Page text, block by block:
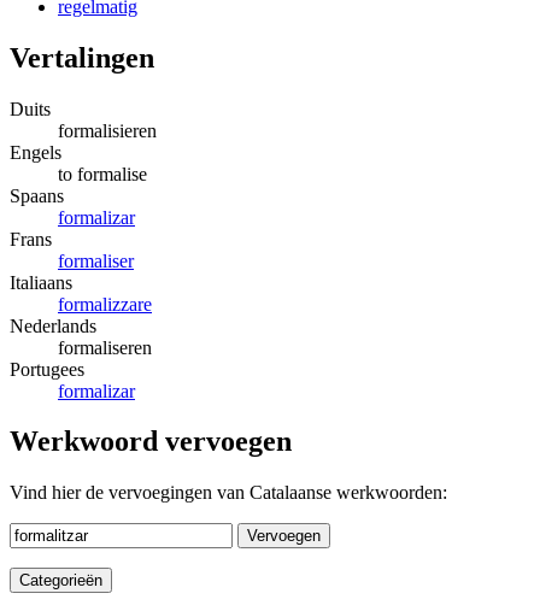
regelmatig
Vertalingen
Duits
formalisieren
Engels
to formalise
Spaans
formalizar
Frans
formaliser
Italiaans
formalizzare
Nederlands
formaliseren
Portugees
formalizar
Werkwoord vervoegen
Vind hier de vervoegingen van Catalaanse werkwoorden:
Vervoegen
Categorieën